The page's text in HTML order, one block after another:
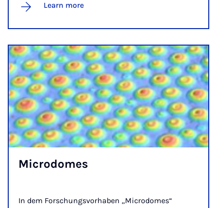
Learn more
Mi­cro­domes
In dem Forschungsvorhaben „Microdomes“